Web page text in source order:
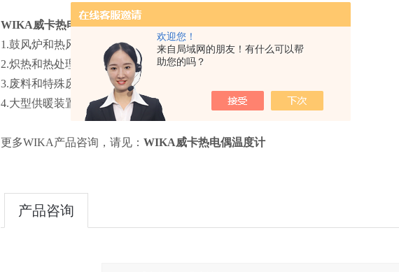
欢迎您！
来自局域网的朋友！有什么可以帮
助您的吗？
WIKA威卡热电偶温度计应用：
1.鼓风炉和热风机
2.炽热和热处理过程
3.废料和特殊废品的焚烧
4.大型供暖装置和发热设备
更多WIKA产品咨询，请见： WIKA威卡热电偶温度计
产品咨询